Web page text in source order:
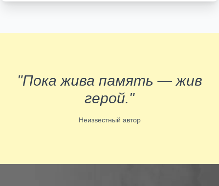
"Пока жива память — жив
герой."
Неизвестный автор